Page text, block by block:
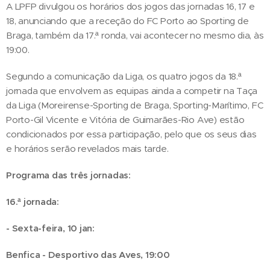
A LPFP divulgou os horários dos jogos das jornadas 16, 17 e
18, anunciando que a receção do FC Porto ao Sporting de
Braga, também da 17.ª ronda, vai acontecer no mesmo dia, às
19:00.
Segundo a comunicação da Liga, os quatro jogos da 18.ª
jornada que envolvem as equipas ainda a competir na Taça
da Liga (Moreirense-Sporting de Braga, Sporting-Marítimo, FC
Porto-Gil Vicente e Vitória de Guimarães-Rio Ave) estão
condicionados por essa participação, pelo que os seus dias
e horários serão revelados mais tarde.
Programa das três jornadas:
16.ª jornada:
- Sexta-feira, 10 jan:
Benfica - Desportivo das Aves, 19:00